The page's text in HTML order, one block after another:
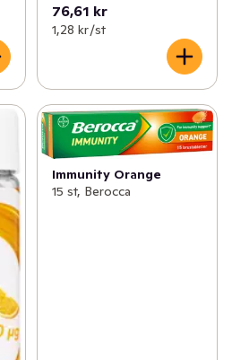
76,61 kr
1,28 kr /st
Immunity Orange
15 st, Berocca